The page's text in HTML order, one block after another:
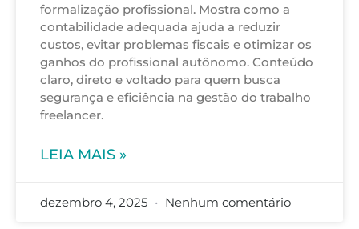
formalização profissional. Mostra como a
contabilidade adequada ajuda a reduzir
custos, evitar problemas fiscais e otimizar os
ganhos do profissional autônomo. Conteúdo
claro, direto e voltado para quem busca
segurança e eficiência na gestão do trabalho
freelancer.
LEIA MAIS »
dezembro 4, 2025 Nenhum comentário